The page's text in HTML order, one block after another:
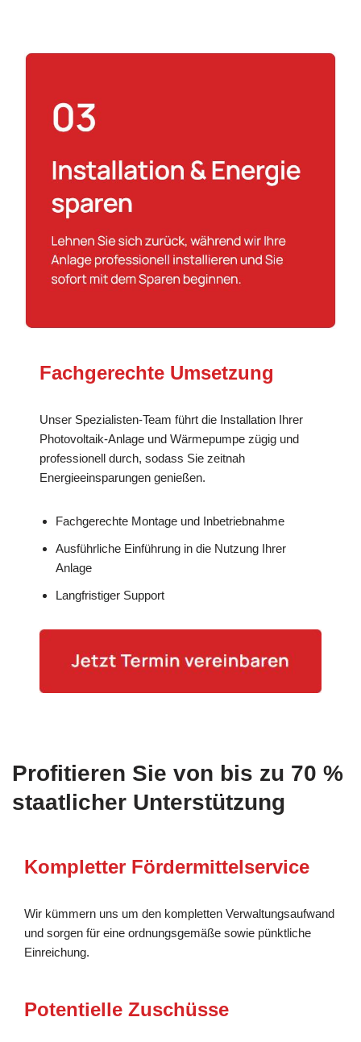
Fachgerechte Umsetzung
Unser Spezialisten-Team führt die Installation Ihrer
Photovoltaik-Anlage und Wärmepumpe zügig und
professionell durch, sodass Sie zeitnah
Energieeinsparungen genießen.
Fachgerechte Montage und Inbetriebnahme
Ausführliche Einführung in die Nutzung Ihrer
Anlage
Langfristiger Support
Profitieren Sie von bis zu 70 %
staatlicher Unterstützung
Kompletter Fördermittelservice
Wir kümmern uns um den kompletten Verwaltungsaufwand
und sorgen für eine ordnungsgemäße sowie pünktliche
Einreichung.
Potentielle Zuschüsse